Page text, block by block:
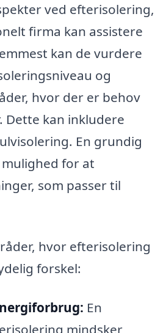
ved efterisolering,
firma kan assistere
kan de vurdere
og
hvor der er behov
kan inkludere
En grundig
for at
som passer til
hvor efterisolering
forskel:
En
mindsker